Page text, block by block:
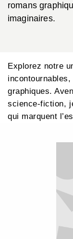
romans
imaginaires.
Explorez notre
graphiques.
science-fiction,
qui marquent